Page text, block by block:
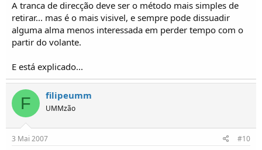
A tranca de direcção deve ser o método mais simples de
retirar... mas é o mais visivel, e sempre pode dissuadir
alguma alma menos interessada em perder tempo com o
partir do volante.
E está explicado...
F filipeumm
UMMzão
3 Mai 2007 #10